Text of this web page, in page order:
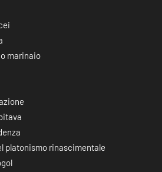
marinaio
platonismo rinascimentale